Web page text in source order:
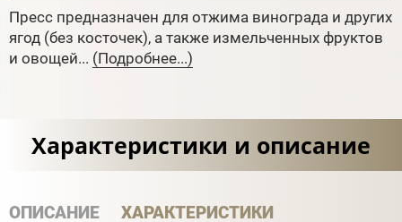
Пресс предназначен для отжима винограда и других
ягод (без косточек), а также измельченных фруктов
и овощей... (Подробнее...)
Характеристики и описание
ОПИСАНИЕ ХАРАКТЕРИСТИКИ